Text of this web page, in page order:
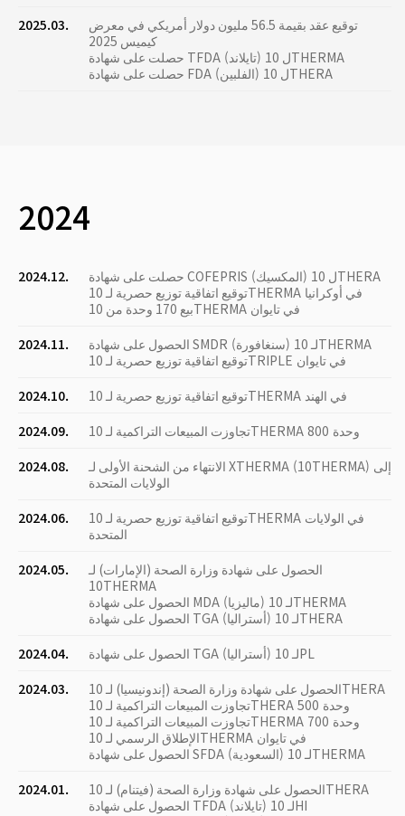
2025.03.
توقيع عقد بقيمة 56.5 مليون دولار أمريكي في معرض
كيميس 2025
حصلت على شهادة TFDA (تايلاند) ل 10THERMA
حصلت على شهادة FDA (الفلبين) ل 10THERA
2024
2024.12.
حصلت على شهادة COFEPRIS (المكسيك) ل 10THERA
توقيع اتفاقية توزيع حصرية لـ 10THERMA في أوكرانيا
بيع 170 وحدة من 10THERMA في تايوان
2024.11.
الحصول على شهادة SMDR (سنغافورة) لـ 10THERMA
توقيع اتفاقية توزيع حصرية لـ 10TRIPLE في تايوان
2024.10.
توقيع اتفاقية توزيع حصرية لـ 10THERMA في الهند
2024.09.
تجاوزت المبيعات التراكمية لـ 10THERMA 800 وحدة
2024.08.
الانتهاء من الشحنة الأولى لـ XTHERMA (10THERMA) إلى
الولايات المتحدة
2024.06.
توقيع اتفاقية توزيع حصرية لـ 10THERMA في الولايات
المتحدة
2024.05.
الحصول على شهادة وزارة الصحة (الإمارات) لـ
10THERMA
الحصول على شهادة MDA (ماليزيا) لـ 10THERMA
الحصول على شهادة TGA (أستراليا) لـ 10THERA
2024.04.
الحصول على شهادة TGA (أستراليا) لـ 10PL
2024.03.
الحصول على شهادة وزارة الصحة (إندونيسيا) لـ 10THERA
تجاوزت المبيعات التراكمية لـ 10THERA 500 وحدة
تجاوزت المبيعات التراكمية لـ 10THERMA 700 وحدة
الإطلاق الرسمي لـ 10THERMA في تايوان
الحصول على شهادة SFDA (السعودية) لـ 10THERMA
2024.01.
الحصول على شهادة وزارة الصحة (فيتنام) لـ 10THERA
الحصول على شهادة TFDA (تايلاند) لـ 10HI